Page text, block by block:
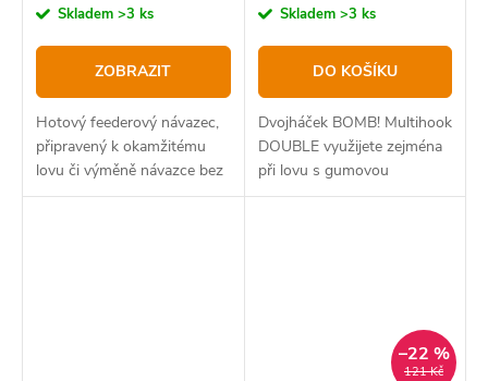
cena:Skladem >3 ks
ZOBRAZIT
Hotový feederový návazec,
připravený k okamžitému
lovu či výměně návazce bez
zdlouhavého vázání.
cena:Skladem >3 ks
DO KOŠÍKU
Dvojháček BOMB! Multihook
DOUBLE využijete zejména
při lovu s gumovou
nástrahou.
121 Kč
–22 %